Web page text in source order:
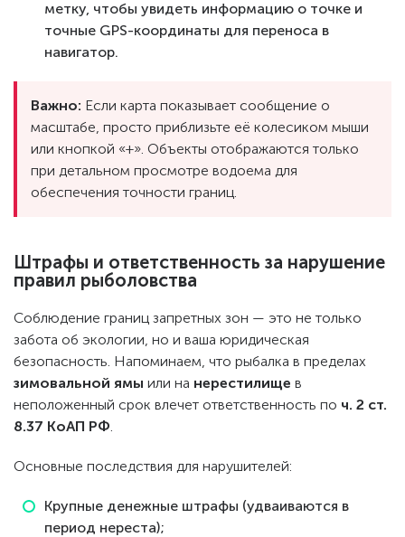
метку, чтобы увидеть информацию о точке и
точные GPS-координаты для переноса в
навигатор.
Важно: Если карта показывает сообщение о
масштабе, просто приблизьте её колесиком мыши
или кнопкой «+». Объекты отображаются только
при детальном просмотре водоема для
обеспечения точности границ.
Штрафы и ответственность за нарушение
правил рыболовства
Соблюдение границ запретных зон — это не только
забота об экологии, но и ваша юридическая
безопасность. Напоминаем, что рыбалка в пределах
зимовальной ямы или на нерестилище в
неположенный срок влечет ответственность по ч. 2 ст.
8.37 КоАП РФ.
Основные последствия для нарушителей:
Крупные денежные штрафы (удваиваются в
период нереста);